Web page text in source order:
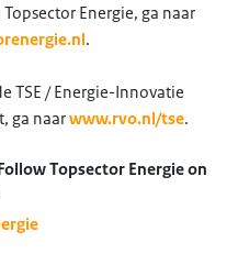
Energie, ga naar
.
TSE / Energie-Innovatie
ga naarwww.rvo.nl/tse.
Topsector Energie on